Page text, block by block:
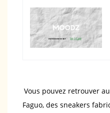
Vous pouvez retrouver
Faguo, des sneakers